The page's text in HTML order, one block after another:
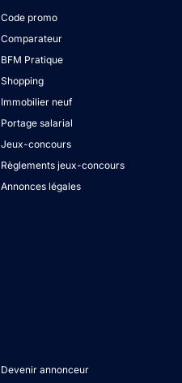
Code promo
Comparateur
BFM Pratique
Shopping
Immobilier neuf
Portage salarial
Jeux-concours
Règlements jeux-concours
Annonces légales
Devenir annonceur